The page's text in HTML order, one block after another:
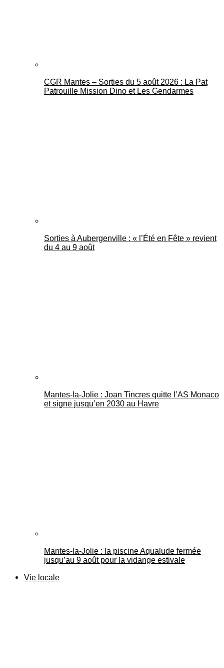
CGR Mantes – Sorties du 5 août 2026 : La Pat
Patrouille Mission Dino et Les Gendarmes
Sorties à Aubergenville : « l’Été en Fête » revient
du 4 au 9 août
Mantes-la-Jolie : Joan Tincres quitte l’AS Monaco
et signe jusqu’en 2030 au Havre
Mantes-la-Jolie : la piscine Aqualude fermée
jusqu’au 9 août pour la vidange estivale
Vie locale